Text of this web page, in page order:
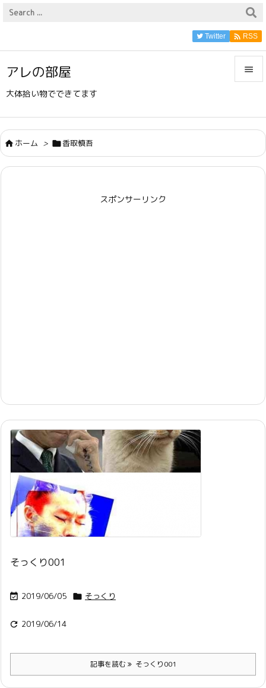
アレの部屋
大体拾い物でできてます

サイド

Twitter  RSS
ホーム > 香取慎吾
スポンサーリンク
そっくり001
 2019/06/05  そっくり
 2019/06/14
記事を読む そっくり001